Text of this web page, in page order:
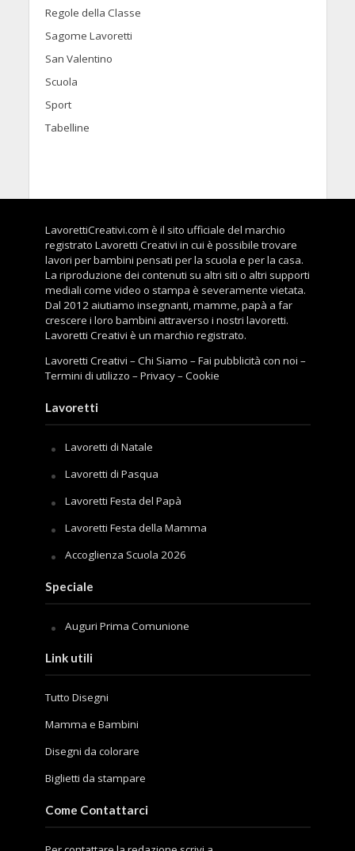
Regole della Classe
Sagome Lavoretti
San Valentino
Scuola
Sport
Tabelline
LavorettiCreativi.com è il sito ufficiale del marchio
registrato Lavoretti Creativi in cui è possibile trovare
lavori per bambini pensati per la scuola e per la casa.
La riproduzione dei contenuti su altri siti o altri supporti
mediali come video o stampa è severamente vietata.
Dal 2012 aiutiamo insegnanti, mamme, papà a far
crescere i loro bambini attraverso i nostri lavoretti.
Lavoretti Creativi è un marchio registrato.
Lavoretti Creativi –Chi Siamo –Fai pubblicità con noi –
Termini di utilizzo –Privacy–Cookie
Lavoretti
Lavoretti di Natale
Lavoretti di Pasqua
Lavoretti Festa del Papà
Lavoretti Festa della Mamma
Accoglienza Scuola 2026
Speciale
Auguri Prima Comunione
Link utili
Tutto Disegni
Mamma e Bambini
Disegni da colorare
Biglietti da stampare
Come Contattarci